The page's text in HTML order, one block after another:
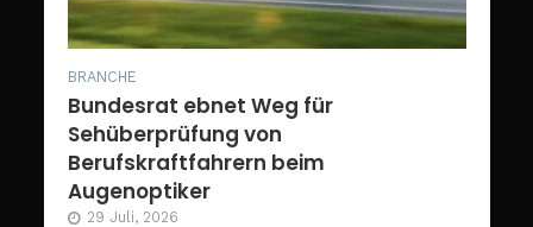
BRANCHE
Bundesrat ebnet Weg für
Sehüberprüfung von
Berufskraftfahrern beim
Augenoptiker
29 Juli, 2026